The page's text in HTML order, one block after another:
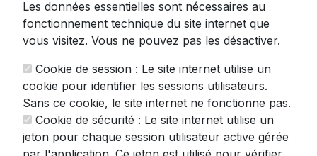
délicates, de viandes rôties ou de fromages
affinés. L'épaisseur réglable de 0,2 à 12 mm
finement tranché aux coupes généreuses
pour vos plateaux de dégustation.
Construction robuste et fiabilité à toute
épreuve
Les données essentielles sont nécessaires au
fonctionnement technique du site internet que
vous visitez. Vous ne pouvez pas les désactiver.
Cookie de session : Le site internet utilise un
cookie pour identifier les sessions utilisateurs.
Sans ce cookie, le site internet ne fonctionne pas.
Cookie de sécurité : Le site internet utilise un
jeton pour chaque session utilisateur active gérée